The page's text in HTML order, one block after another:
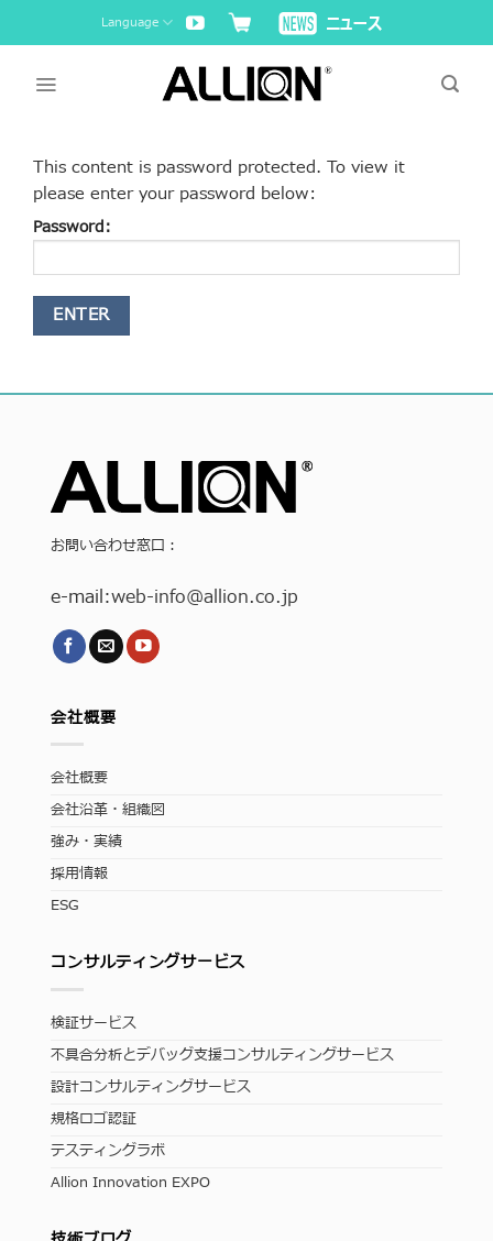
to
Language
This content is password protected. To view it
please enter your password below:
Password:
お問い合わせ窓口：
e-mail:web-info@allion.co.jp
会社概要
会社概要
会社沿革・組織図
強み・実績
採用情報
ESG
コンサルティングサービス
検証サービス
不具合分析とデバッグ支援コンサルティングサービス
設計コンサルティングサービス
規格ロゴ認証
テスティングラボ
Allion Innovation EXPO